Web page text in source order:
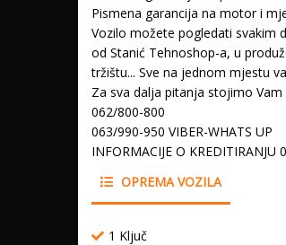
Pismena garancija na motor i
Vozilo možete pogledati svakim
od Stanić Tehnoshop-a, u
tržištu... Sve na jednom mjestu
Za sva dalja pitanja stojimo Vam
062/800-800
063/990-950 VIBER-WHATS UP
INFORMACIJE O KREDITIRANJU
OPREMA VOZILA
1 Ključ